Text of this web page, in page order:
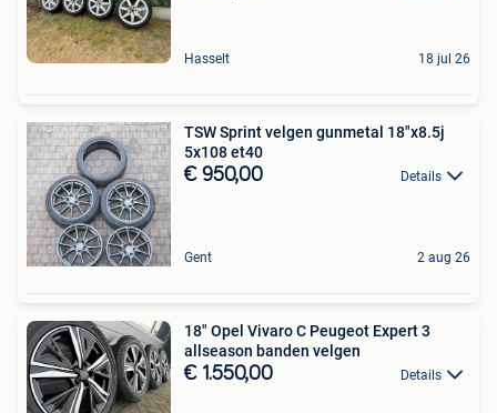
Hasselt 18 jul 26
TSW Sprint velgen gunmetal 18"x8.5j
5x108 et40
€ 950,00 Details
Gent 2 aug 26
18" Opel Vivaro C Peugeot Expert 3
allseason banden velgen
€ 1.550,00 Details